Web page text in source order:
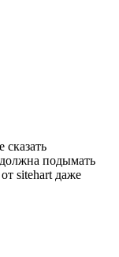
подымать
sitehart даже